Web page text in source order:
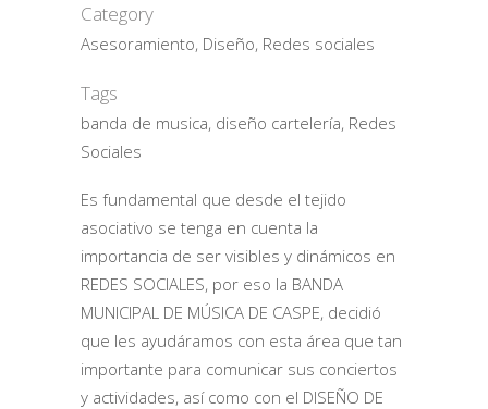
Category
Asesoramiento, Diseño, Redes sociales
Tags
banda de musica, diseño cartelería, Redes
Sociales
Es fundamental que desde el tejido
asociativo se tenga en cuenta la
importancia de ser visibles y dinámicos en
REDES SOCIALES, por eso la BANDA
MUNICIPAL DE MÚSICA DE CASPE, decidió
que les ayudáramos con esta área que tan
importante para comunicar sus conciertos
y actividades, así como con el DISEÑO DE